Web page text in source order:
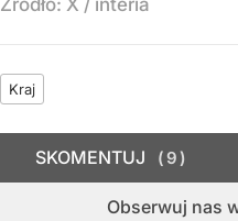
Kraj
Obserwuj nas
SKOMENTUJ 9